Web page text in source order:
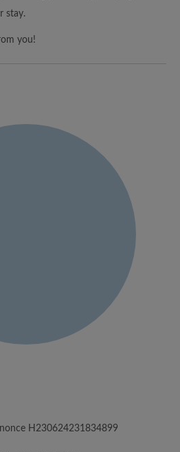
stay.
you!
H230624231834899